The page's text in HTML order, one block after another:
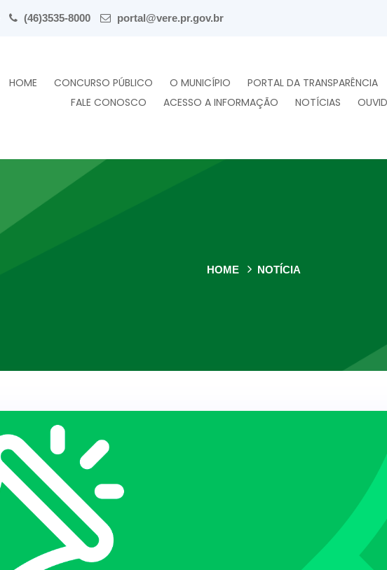
(46)3535-8000 portal@vere.pr.gov.br
HOME CONCURSO PÚBLICO O MUNICÍPIO PORTAL DA TRANSPARÊNCIA
FALE CONOSCO
ACESSO A INFORMAÇÃO NOTÍCIAS
HOME NOTÍCIA